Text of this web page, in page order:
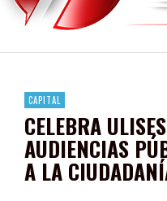
EGRESA GOBIERNO DE
SON MUJERES
CAPITAL
CELEBRA
AUDIENCIAS
A LA